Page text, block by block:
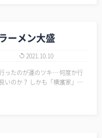
ーメン大盛
2021.10.10
ったのが運のツキ… 何度か行
いのか？ しかも「横濱家」っ